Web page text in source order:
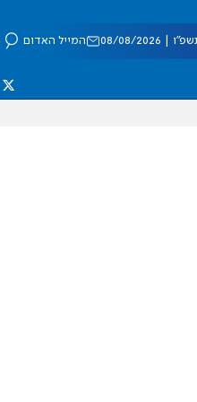
08/2026 המייל האדום